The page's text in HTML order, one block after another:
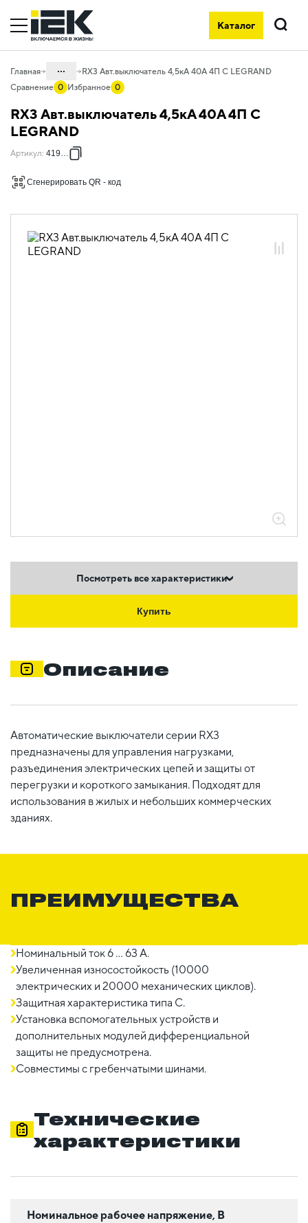
Каталог
Поиск
Главная ...
01. Модульное оборудование
01.05 Модульное оборудование
ДРУГИЕ СЕРИИ
01.05.01 Модульные автоматические
01.05.01.03 Модульные
01.05.01.03.01 Автоматические
RX3 Авт.выключатель 4,5кА 40А 4П C LEGRAND
Сравнение 0 Избранное 0
RX3 Авт.выключатель 4,5кА 40А 4П C
LEGRAND
Артикул: 419745
Сгенерировать QR - код
Посмотреть все характеристики
Купить
Описание
Автоматические выключатели серии RX3
предназначены для управления нагрузками,
разъединения электрических цепей и защиты от
перегрузки и короткого замыкания. Подходят для
использования в жилых и небольших коммерческих
зданиях.
ПРЕИМУЩЕСТВА
Номинальный ток 6 ... 63 A.
Увеличенная износостойкость (10000
электрических и 20000 механических циклов).
Защитная характеристика типа C.
Установка вспомогательных устройств и
дополнительных модулей дифференциальной
защиты не предусмотрена.
Совместимы с гребенчатыми шинами.
Технические
характеристики
Номинальное рабочее напряжение, В